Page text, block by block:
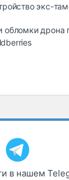
экс-
обломки дрона
в нашем